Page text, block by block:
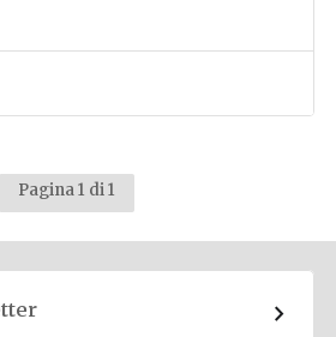
Pagina 1 di 1